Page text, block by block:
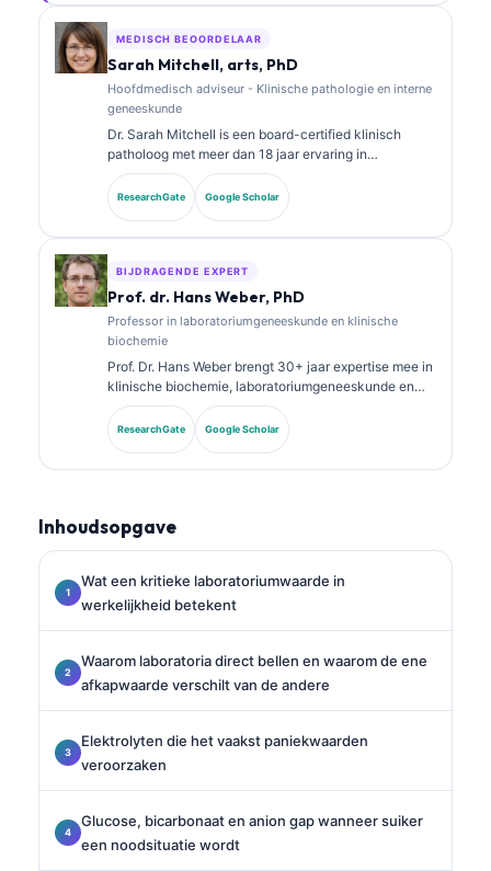
netwerk. Dr. Klein heeft uitgebreid gepubliceerd over
interpretatie van biomarkers en
laboratoriumgeneeskunde.
MEDISCH BEOORDELAAR
Sarah Mitchell, arts, PhD
Hoofdmedisch adviseur - Klinische pathologie en interne
geneeskunde
Dr. Sarah Mitchell is een board-certified klinisch
patholoog met meer dan 18 jaar ervaring in
laboratoriumgeneeskunde en diagnostische analyse.
Zij heeft specialisatiecertificeringen in klinische
chemie en heeft uitgebreid gepubliceerd over
ResearchGate Google Scholar
BIJDRAGENDE EXPERT
Prof. dr. Hans Weber, PhD
Professor in laboratoriumgeneeskunde en klinische
biochemie
Prof. Dr. Hans Weber brengt 30+ jaar expertise mee in
klinische biochemie, laboratoriumgeneeskunde en
biomarkeronderzoek. Voormalig president van de
Duitse Vereniging voor Klinische Chemie, hij is
gespecialiseerd in analyse van diagnostische panels,
ResearchGate Google Scholar
Inhoudsopgave
Wat een kritieke laboratoriumwaarde in
werkelijkheid betekent
Waarom laboratoria direct bellen en waarom de ene
afkapwaarde verschilt van de andere
Elektrolyten die het vaakst paniekwaarden
veroorzaken
Glucose, bicarbonaat en anion gap wanneer suiker
een noodsituatie wordt